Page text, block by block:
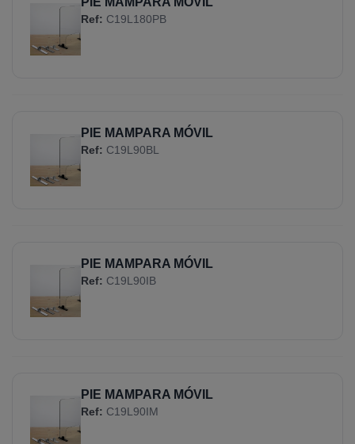
Ref: C19L180PB
PIE MAMPARA MÓVIL
Ref: C19L90BL
PIE MAMPARA MÓVIL
Ref: C19L90IB
PIE MAMPARA MÓVIL
Ref: C19L90IM